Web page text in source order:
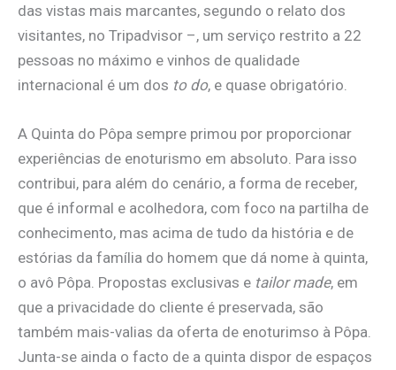
das vistas mais marcantes, segundo o relato dos
visitantes, no Tripadvisor –, um serviço restrito a 22
pessoas no máximo e vinhos de qualidade
internacional é um dos to do, e quase obrigatório.
A Quinta do Pôpa sempre primou por proporcionar
experiências de enoturismo em absoluto. Para isso
contribui, para além do cenário, a forma de receber,
que é informal e acolhedora, com foco na partilha de
conhecimento, mas acima de tudo da história e de
estórias da família do homem que dá nome à quinta,
o avô Pôpa. Propostas exclusivas e tailor made, em
que a privacidade do cliente é preservada, são
também mais-valias da oferta de enoturimso à Pôpa.
Junta-se ainda o facto de a quinta dispor de espaços